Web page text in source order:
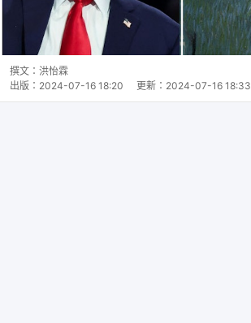
撰文： 洪怡霖
出版： 2024-07-16 18:20 更新： 2024-07-16 18:33